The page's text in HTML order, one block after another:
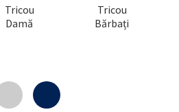
Tricou
Damă
Tricou
Bărbați